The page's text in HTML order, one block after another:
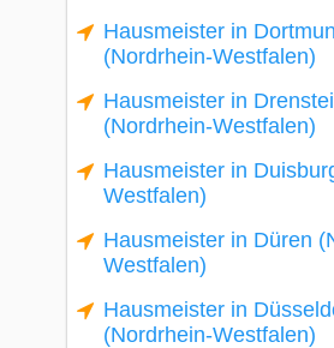
Hausmeister in
(Nordrhein-Westfalen)
Hausmeister in
(Nordrhein-Westfalen)
Hausmeister in
Westfalen)
Hausmeister in Düren
Westfalen)
Hausmeister in
(Nordrhein-Westfalen)